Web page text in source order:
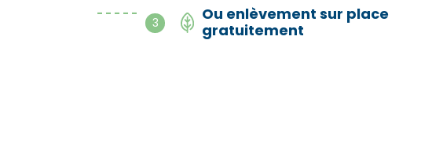
- - - - -
3
Ou enlèvement sur place
gratuitement